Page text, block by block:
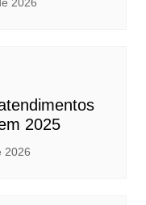
2025
2026